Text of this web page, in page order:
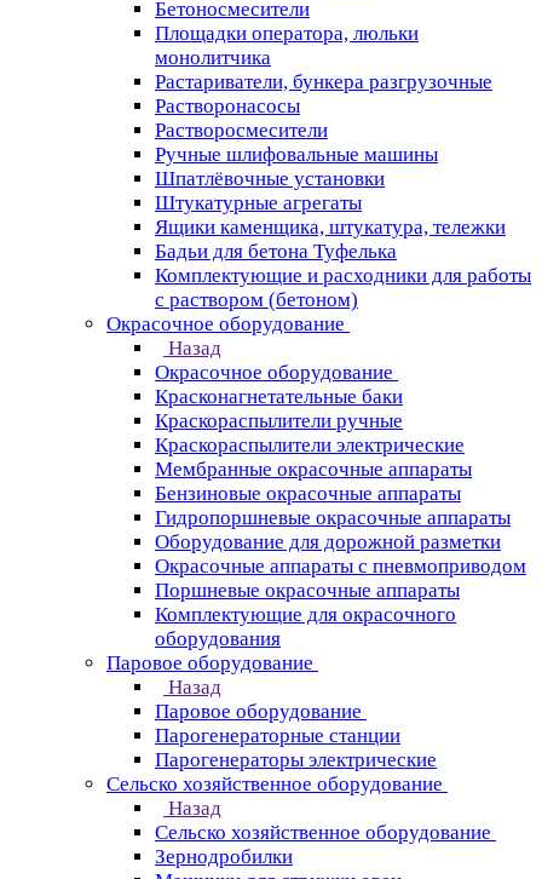
Бетоносмесители
Площадки оператора, люльки
монолитчика
Растариватели, бункера разгрузочные
Растворонасосы
Растворосмесители
Ручные шлифовальные машины
Шпатлёвочные установки
Штукатурные агрегаты
Ящики каменщика, штукатура, тележки
Бадьи для бетона Туфелька
Комплектующие и расходники для работы
с раствором (бетоном)
Окрасочное оборудование
Назад
Окрасочное оборудование
Красконагнетательные баки
Краскораспылители ручные
Краскораспылители электрические
Мембранные окрасочные аппараты
Бензиновые окрасочные аппараты
Гидропоршневые окрасочные аппараты
Оборудование для дорожной разметки
Окрасочные аппараты с пневмоприводом
Поршневые окрасочные аппараты
Комплектующие для окрасочного
оборудования
Паровое оборудование
Назад
Паровое оборудование
Парогенераторные станции
Парогенераторы электрические
Сельско хозяйственное оборудование
Назад
Сельско хозяйственное оборудование
Зернодробилки